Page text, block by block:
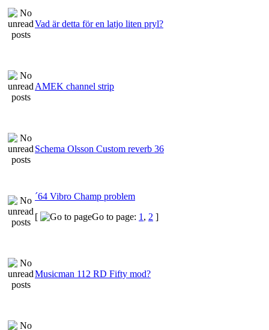
Vad är detta för en latjo liten pryl?
AMEK channel strip
Schema Olsson Custom reverb 36
´64 Vibro Champ problem
[
Go to page: 1 , 2 ]
Musicman 112 RD Fifty mod?